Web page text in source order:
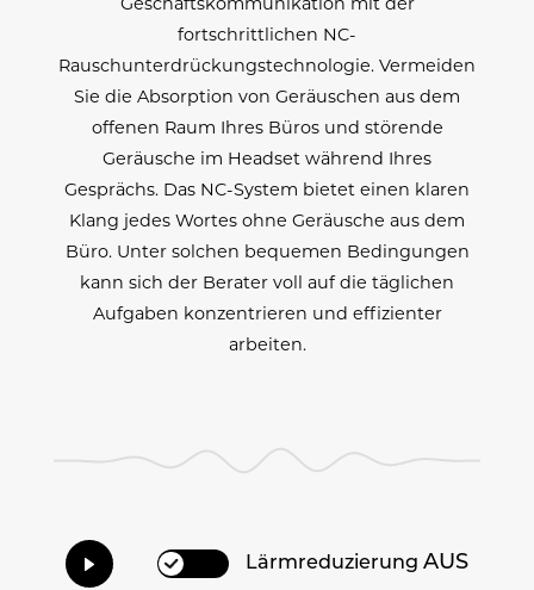
fortschrittlichen NC-
Rauschunterdrückungstechnologie. Vermeiden
Sie die Absorption von Geräuschen aus dem
offenen Raum Ihres Büros und störende
Geräusche im Headset während Ihres
Gesprächs. Das NC-System bietet einen klaren
Klang jedes Wortes ohne Geräusche aus dem
Büro. Unter solchen bequemen Bedingungen
kann sich der Berater voll auf die täglichen
Aufgaben konzentrieren und effizienter
arbeiten.
LärmreduzierungAUS